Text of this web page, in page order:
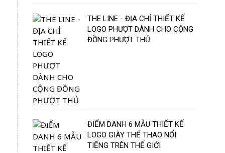
THE LINE - ĐỊA CHỈ THIẾT KẾ
LOGO PHƯỢT DÀNH CHO CỘNG
ĐỒNG PHƯỢT THỦ
ĐIỂM DANH 6 MẪU THIẾT KẾ
LOGO GIÀY THỂ THAO NỔI
TIẾNG TRÊN THẾ GIỚI